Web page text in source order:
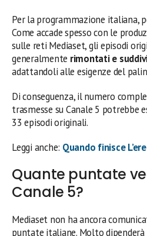
Per la programmazione italiana,
Come accade spesso con le
sulle reti Mediaset, gli episodi
generalmente rimontati e
adattandoli alle esigenze del
Di conseguenza, il numero
trasmesse su Canale 5 potrebbe
33 episodi originali.
Leggi anche: Quando finisce
Quante puntate
Canale 5?
Mediaset non ha ancora
puntate italiane. Molto dipenderà